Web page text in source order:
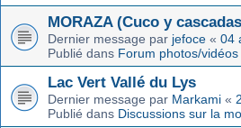
MORAZA (Cuco y
Dernier message par jefoce « 04
Publié dans Forum photos/vidéos
Lac Vert Vallé du Lys
Dernier message par Markami «
Publié dans Discussions sur la